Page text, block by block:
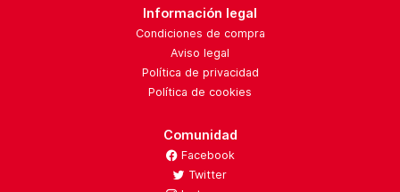
Información legal
Condiciones de compra
Aviso legal
Política de privacidad
Política de cookies
Comunidad
Facebook
Twitter